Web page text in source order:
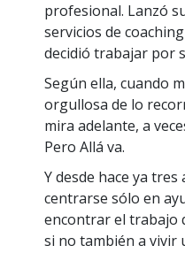
profesional. Lanzó
servicios de
decidió trabajar por
Según ella, cuando
orgullosa de lo
mira adelante, a
Pero Allá va.
Y desde hace ya tres
centrarse sólo en
encontrar el trabajo
si no también a vivir